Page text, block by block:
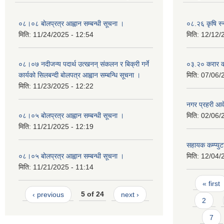
०८।०८ बोलप्रत्र आह्वान सम्बन्धी सूचना ।
मिति: 11/24/2025 - 12:54
०८।०७ नदीजन्य पदार्थ उत्खनन् संकलन र बिक्री गर्ने
कार्यको सिलबन्दी बोलपत्र आह्वान सम्बन्धि सूचना ।
मिति: 11/23/2025 - 12:22
०८।०५ बोलप्रत्र आह्वान सम्बन्धी सूचना ।
मिति: 11/21/2025 - 12:19
०८।०५ बोलप्रत्र आह्वान सम्बन्धी सूचना ।
मिति: 11/21/2025 - 11:14
‹ previous 5 of 24 next ›
०८.२६ कृषि
मिति: 12/12/
०३.२० करार
मिति: 07/06/
नगर प्रहरी
मिति: 02/06/
सहायक
मिति: 12/04/
Pages
« first
2
7